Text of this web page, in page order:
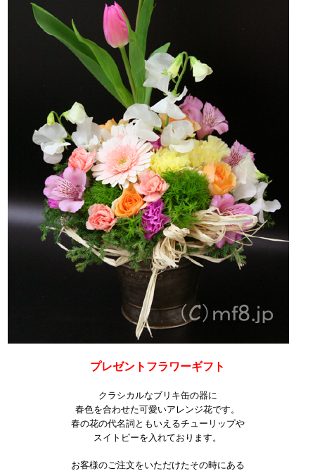
プレゼントフラワーギフト
クラシカルなブリキ缶の器に
春色を合わせた可愛いアレンジ花です。
春の花の代名詞ともいえるチューリップや
スイトピーを入れております。
お客様のご注文をいただけたその時にある